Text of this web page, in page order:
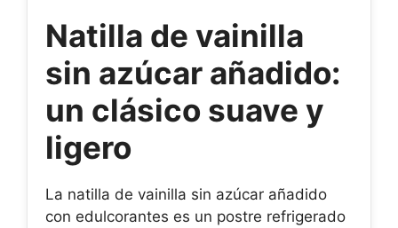
Natilla de vainilla
sin azúcar añadido:
un clásico suave y
ligero
La natilla de vainilla sin azúcar añadido
con edulcorantes es un postre refrigerado